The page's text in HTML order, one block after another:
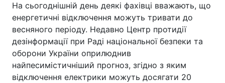
На сьогоднішній день деякі фахівці вважають, що
енергетичні відключення можуть тривати до
весняного періоду. Недавно Центр протидії
дезінформації при Раді національної безпеки та
оборони України оприлюднив
найпесимістичніший прогноз, згідно з яким
відключення електрики можуть досягати 20